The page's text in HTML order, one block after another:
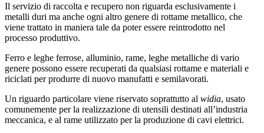
Il servizio di raccolta e recupero non riguarda esclusivamente i
metalli duri ma anche ogni altro genere di rottame metallico, che
viene trattato in maniera tale da poter essere reintrodotto nel
processo produttivo.
Ferro e leghe ferrose, alluminio, rame, leghe metalliche di vario
genere possono essere recuperati da qualsiasi rottame e materiali e
riciclati per produrre di nuovo manufatti e semilavorati.
Un riguardo particolare viene riservato soprattutto al widia, usato
comunemente per la realizzazione di utensili destinati all’industria
meccanica, e al rame utilizzato per la produzione di cavi elettrici.